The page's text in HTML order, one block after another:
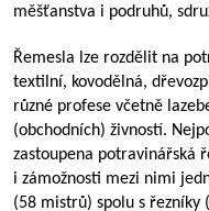
měšťanstva i podruhů,
Řemesla lze rozdělit na
textilní, kovodělná,
různé profese včetně
(obchodních) živností.
zastoupena potravinářská
i zámožnosti mezi nimi
(58 mistrů) spolu s řezníky